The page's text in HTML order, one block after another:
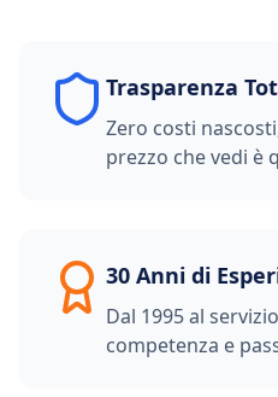
Trasparenza
Zero costi
prezzo che vedi è
30 Anni di
Dal 1995 al
competenza e